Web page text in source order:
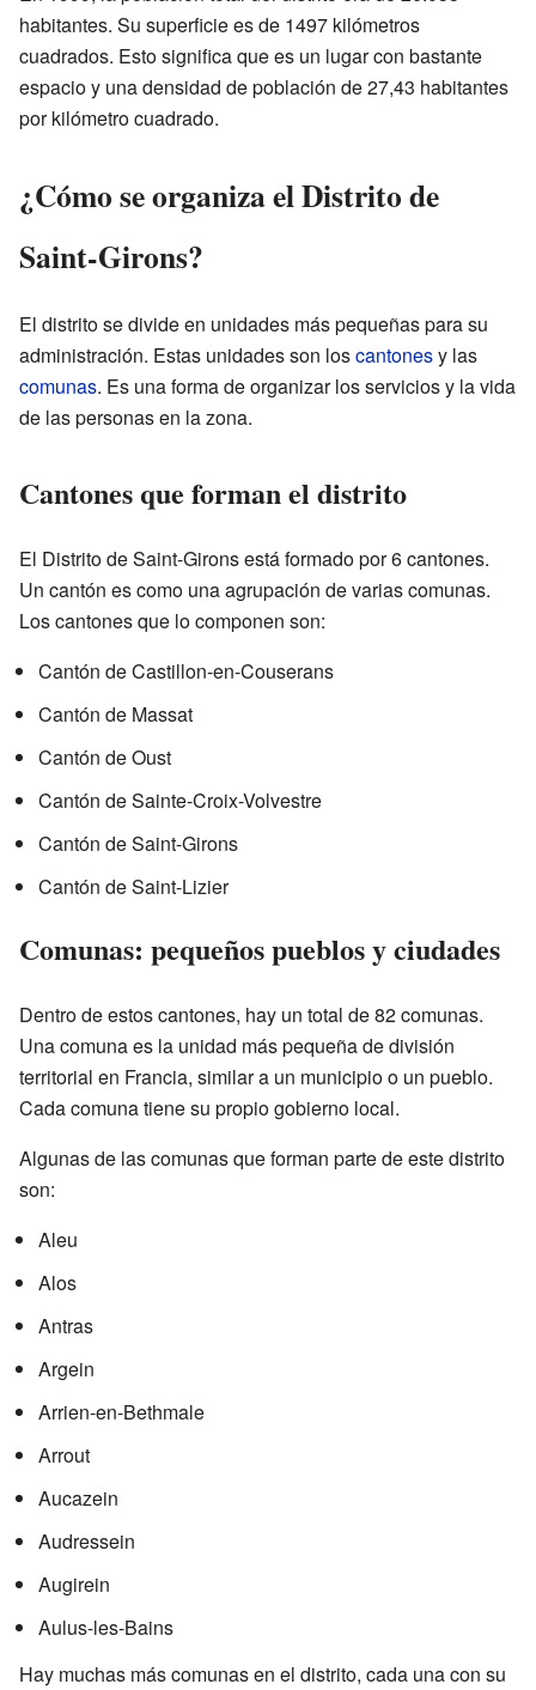
habitantes. Su superficie es de 1497 kilómetros
cuadrados. Esto significa que es un lugar con bastante
espacio y una densidad de población de 27,43 habitantes
por kilómetro cuadrado.
¿Cómo se organiza el Distrito de
Saint-Girons?
El distrito se divide en unidades más pequeñas para su
administración. Estas unidades son loscantonesy las
comunas. Es una forma de organizar los servicios y la vida
de las personas en la zona.
Cantones que forman el distrito
El Distrito de Saint-Girons está formado por 6 cantones.
Un cantón es como una agrupación de varias comunas.
Los cantones que lo componen son:
Cantón de Castillon-en-Couserans
Cantón de Massat
Cantón de Oust
Cantón de Sainte-Croix-Volvestre
Cantón de Saint-Girons
Cantón de Saint-Lizier
Comunas: pequeños pueblos y ciudades
Dentro de estos cantones, hay un total de 82 comunas.
Una comuna es la unidad más pequeña de división
territorial en Francia, similar a un municipio o un pueblo.
Cada comuna tiene su propio gobierno local.
Algunas de las comunas que forman parte de este distrito
son:
Aleu
Alos
Antras
Argein
Arrien-en-Bethmale
Arrout
Aucazein
Audressein
Augirein
Aulus-les-Bains
Hay muchas más comunas en el distrito, cada una con su